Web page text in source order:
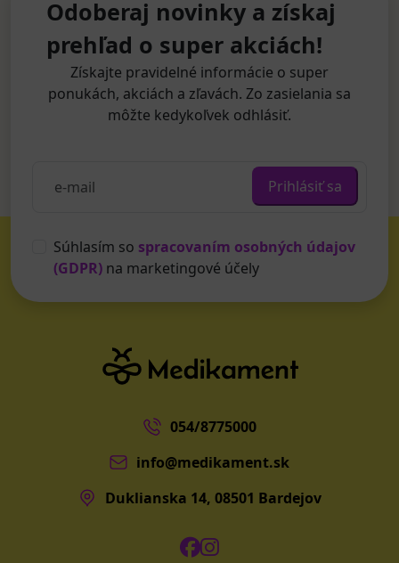
Odoberaj novinky a získaj
prehľad o super akciách!
Získajte pravidelné informácie o super
ponukách, akciách a zľavách. Zo zasielania sa
môžte kedykoľvek odhlásiť.
Prihlásiť sa
Súhlasím so spracovaním osobných údajov
(GDPR) na marketingové účely
054/8775000
info@medikament.sk
Duklianska 14, 08501 Bardejov